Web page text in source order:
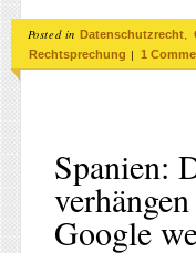
Posted in Datenschutzrecht,
Rechtsprechung | 1
Spanien:
Google